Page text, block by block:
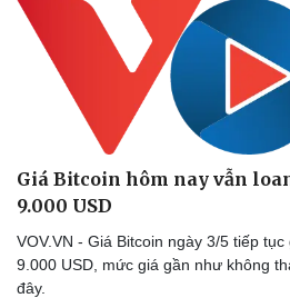
Hậu trường
Giá Bitcoin hôm nay vẫn
9.000 USD
VOV.VN - Giá Bitcoin ngày 3/5 tiếp
9.000 USD, mức giá gần như không
đây.